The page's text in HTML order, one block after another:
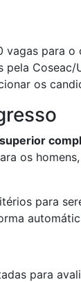
para
os
os
para
para